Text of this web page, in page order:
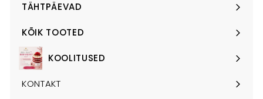
TÄHTPÄEVAD
Ava
alammenüü
KÕIK TOOTED
Ava
alammenüü
KOOLITUSED
Ava
alammenüü
KONTAKT